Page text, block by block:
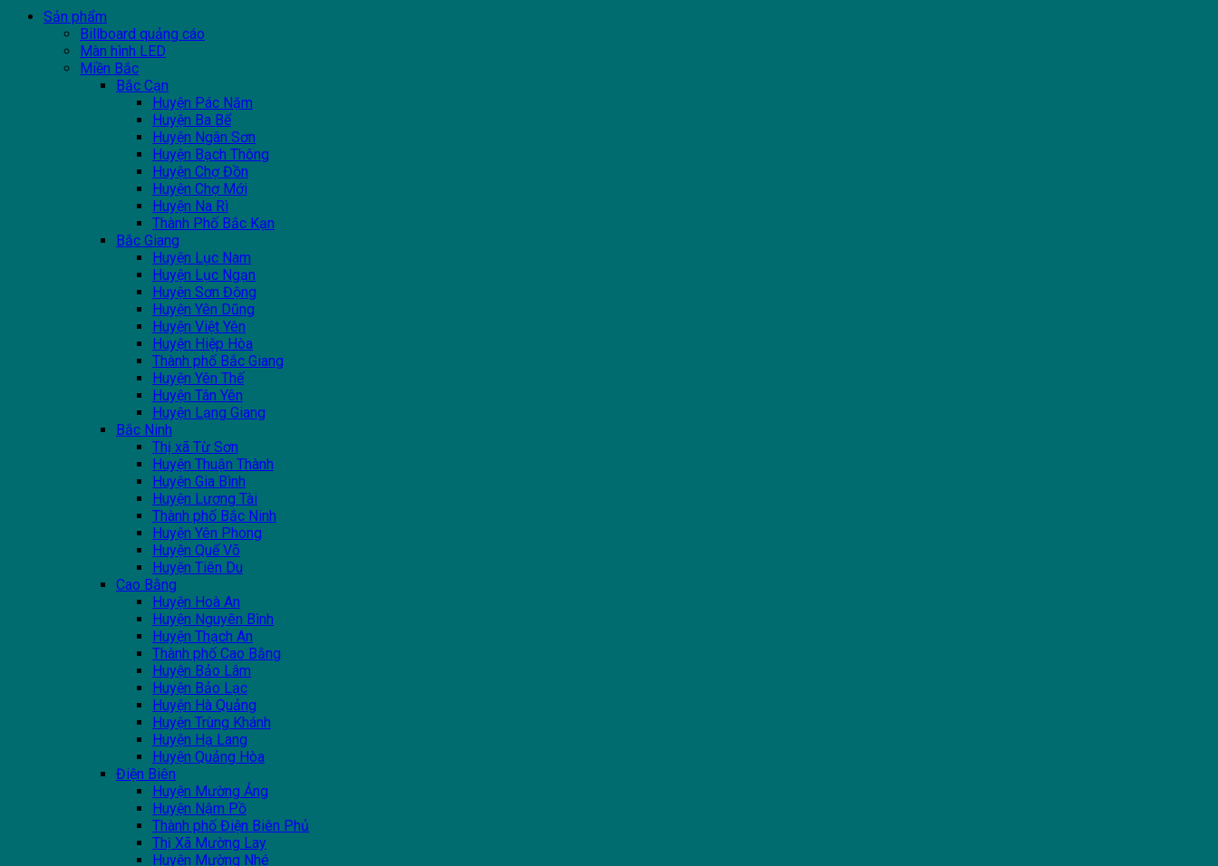
Sản phẩm
Billboard quảng cáo
Màn hình LED
Miền Bắc
Bắc Cạn
Huyện Pác Nặm
Huyện Ba Bể
Huyện Ngân Sơn
Huyện Bạch Thông
Huyện Chợ Đồn
Huyện Chợ Mới
Huyện Na Rì
Thành Phố Bắc Kạn
Bắc Giang
Huyện Lục Nam
Huyện Lục Ngạn
Huyện Sơn Động
Huyện Yên Dũng
Huyện Việt Yên
Huyện Hiệp Hòa
Thành phố Bắc Giang
Huyện Yên Thế
Huyện Tân Yên
Huyện Lạng Giang
Bắc Ninh
Thị xã Từ Sơn
Huyện Thuận Thành
Huyện Gia Bình
Huyện Lương Tài
Thành phố Bắc Ninh
Huyện Yên Phong
Huyện Quế Võ
Huyện Tiên Du
Cao Bằng
Huyện Hoà An
Huyện Nguyên Bình
Huyện Thạch An
Thành phố Cao Bằng
Huyện Bảo Lâm
Huyện Bảo Lạc
Huyện Hà Quảng
Huyện Trùng Khánh
Huyện Hạ Lang
Huyện Quảng Hòa
Điện Biên
Huyện Mường Ảng
Huyện Nậm Pồ
Thành phố Điện Biên Phủ
Thị Xã Mường Lay
Huyện Mường Nhé